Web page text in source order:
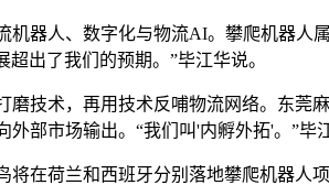
器人、数字化与物流AI。攀爬机器
出了我们的预期。”毕江华说。
技术，再用技术反哺物流网络。东
部市场输出。“我们叫'内孵外拓'。”
将在荷兰和西班牙分别落地攀爬机器